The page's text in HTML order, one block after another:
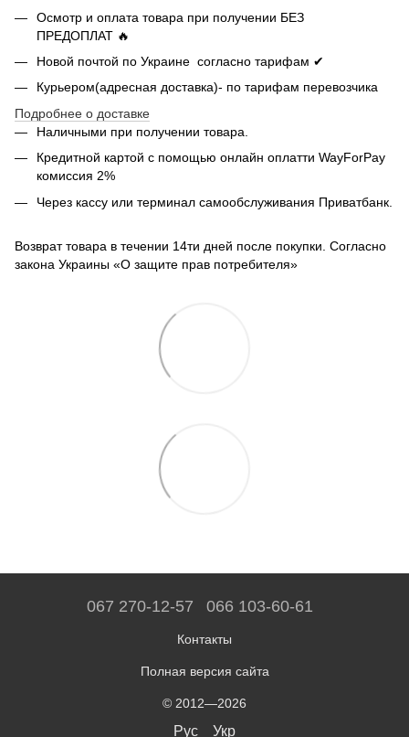
Осмотр и оплата товара при получении БЕЗ
ПРЕДОПЛАТ 🔥
Новой почтой по Украине согласно тарифам ✔
Курьером(адресная доставка)- по тарифам перевозчика
Подробнее о доставке
Наличными при получении товара.
Кредитной картой с помощью онлайн оплатти WayForPay
комиссия 2%
Через кассу или терминал самообслуживания Приватбанк.
Возврат товара в течении 14ти дней после покупки. Согласно
закона Украины «О защите прав потребителя»
067 270-12-57 066 103-60-61
Контакты
Полная версия сайта
© 2012—2026
Рус Укр